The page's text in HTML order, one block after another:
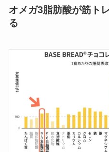
オメガ3脂肪酸が筋ト
る